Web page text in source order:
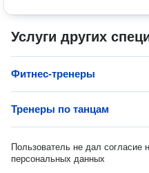
Услуги других
Фитнес-тренеры
Тренеры по танцам
Пользователь не дал согласие
персональных данных